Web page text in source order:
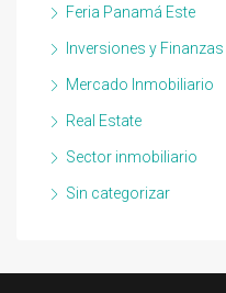
Feria Panamá Este
Inversiones y Finanzas
Mercado Inmobiliario
Real Estate
Sector inmobiliario
Sin categorizar